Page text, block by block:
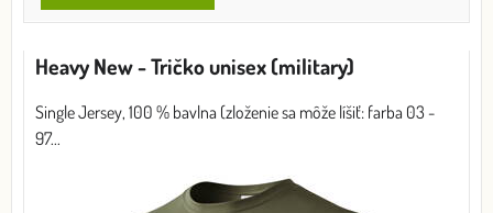
Heavy New - Tričko unisex (military)
Single Jersey, 100 % bavlna (zloženie sa môže líšiť: farba 03 -
97...